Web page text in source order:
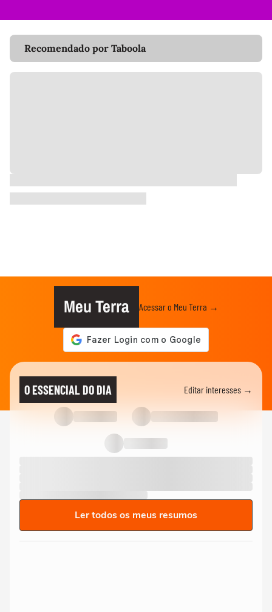
Recomendado por Taboola
Meu Terra Acessar o Meu Terra →
O ESSENCIAL DO DIA Editar interesses →
Ler todos os meus resumos